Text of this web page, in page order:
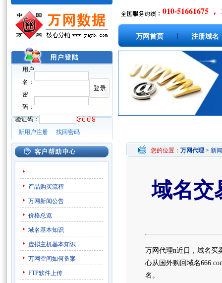
用户
名：
密
码：
验证码：
新用户注册
找回密码
010-51661675 ，
万网首页 注册域名
产品购买流程
万网新闻公告
价格总览
域名基本知识
虚拟主机基本知识
万网空间如何备案
FTP软件上传
您的位置： 万网代理 > 新
域名交
万网代理n近日，域名买
心从国外购回域名
名。